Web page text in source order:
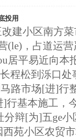
投用
小区南方菜
(le)，占道运
居平易近向本
程松到泺口
路市场[进]行
]行基本施工，
辩[为]五ge小
苑小区农贸